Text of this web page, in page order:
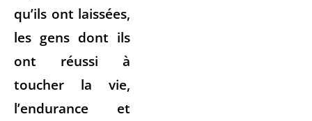
qu’ils ont laissées,
les gens dont ils
ont réussi à
toucher la vie,
l’endurance et